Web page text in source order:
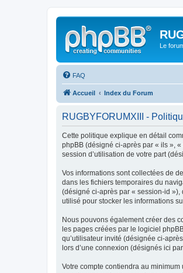
Le
FAQ
Accueil Index du Forum
RUGBYFORUMXIII -
Cette politique explique en détail
phpBB (désigné ci-après par « ils »,
session d’utilisation de votre part
Vos informations sont collectées de
dans les fichiers temporaires du
(désigné ci-après par « session-id
utilisé pour stocker les informations
Nous pouvons également créer des
les pages créées par le logiciel
qu’utilisateur invité (désignée ci-
lors d’une connexion (désignés ici
Votre compte contiendra au